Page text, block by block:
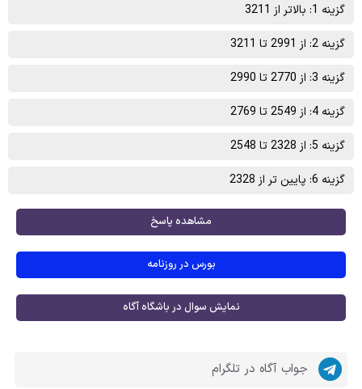
گزینه 1: بالاتر از 3211
گزینه 2: از 2991 تا 3211
گزینه 3: از 2770 تا 2990
گزینه 4: از 2549 تا 2769
گزینه 5: از 2328 تا 2548
گزینه 6: پایین تر از 2328
مشاهده پاسخ
بورس در روزنامه
نمایش سوال در باشگاه آگاه
جواب آگاه در تلگرام